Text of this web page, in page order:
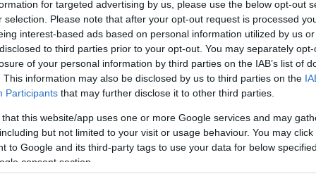
for targeted advertising by us, please use the below opt-out
selection. Please note that after your opt-out request is processed
interest-based ads based on personal information utilized by us
to third parties prior to your opt-out. You may separately
of your personal information by third parties on the IAB’s list of
This information may also be disclosed by us to third parties on the
Participants that may further disclose it to other third parties.
that this website/app uses one or more Google services and may
but not limited to your visit or usage behaviour. You may
to Google and its third-party tags to use your data for below
consent section.
του πουρέ.
από τα κρεμμύδια και το σιμιγδάλι κάνετε μια κρέμα
τα χτυπημένα αυγά, το υπόλοιπο βούτυρο και
με αλάτι, πιπέρι και κανέλα. Στρώνετε σε ένα
μέτριο ταψί τα φύλλα, προσθέτετε τον κιμά και
κρέμα. Σκεπάζετε με τα υπόλοιπα βουτυρωμένα